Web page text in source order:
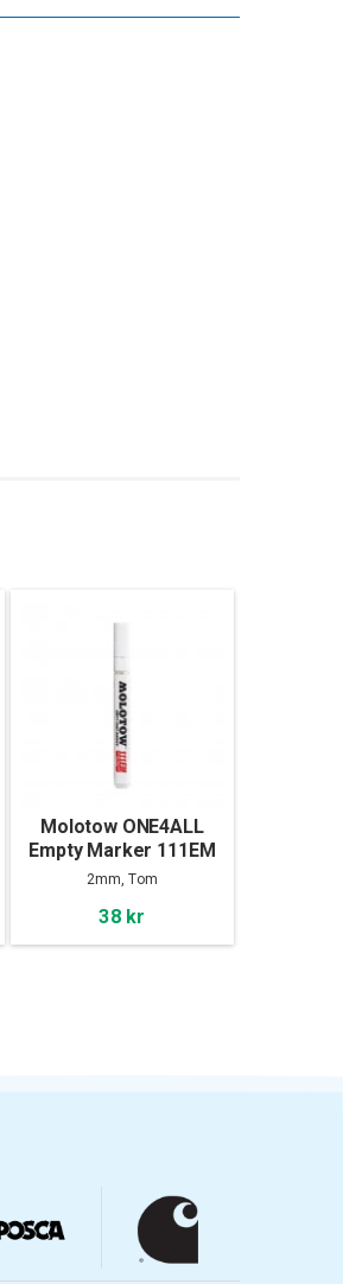
Molotow ONE4ALL
Empty Marker 111EM
(2mm)
2mm, Tom
38 kr